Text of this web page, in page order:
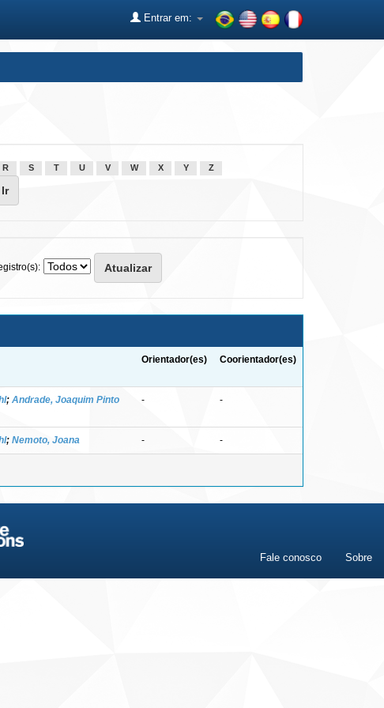
Entrar em:
R S T U V W X Y Z
Orientador(es) Coorientador(es)
; Andrade, Joaquim Pinto
- -
; Nemoto, Joana - -
Fale conosco Sobre